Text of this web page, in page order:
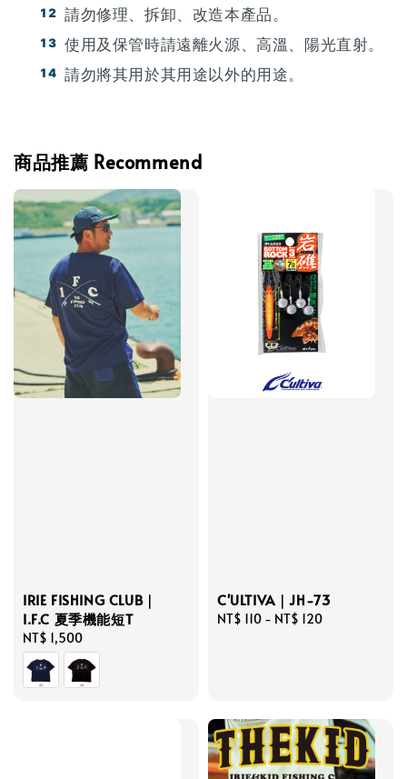
請勿修理、拆卸、改造本產品。
使用及保管時請遠離火源、高溫、陽光直射。
請勿將其用於其用途以外的用途。
商品推薦 Recommend
IRIE FISHING CLUB｜
I.F.C 夏季機能短T
Regular
price
NT$ 1,500
C'ULTIVA｜JH-73
Regular
NT$ 110 - NT$ 120